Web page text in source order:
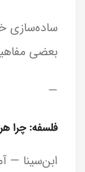
ساده‌سازی
بعضی
—
فلسفه: چرا
ابن‌سینا —